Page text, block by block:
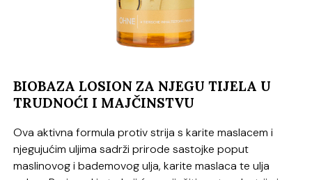
BIOBAZA LOSION ZA NJEGU TIJELA U
TRUDNOĆI I MAJČINSTVU
Ova aktivna formula protiv strija s karite maslacem i
njegujućim uljima sadrži prirode sastojke poput
maslinovog i bademovog ulja, karite maslaca te ulja